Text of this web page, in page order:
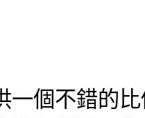
一個不錯的